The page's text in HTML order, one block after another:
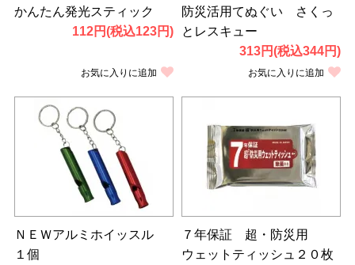
かんたん発光スティック
112円(税込123円)
お気に入りに追加
防災活用てぬぐい さくっ
とレスキュー
313円(税込344円)
お気に入りに追加
ＮＥＷアルミホイッスル
１個
７年保証 超・防災用
ウェットティッシュ２０枚